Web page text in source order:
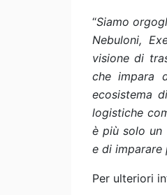
“Siamo
Nebuloni,
visione di
che impara
ecosistema
logistiche
è più solo un
e di imparare
Per ulteriori